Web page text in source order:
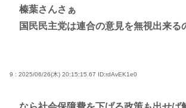
榛葉さんさぁ
国民民主党は連合の意見を無視出来る
9 : 2025/06/26(木) 20:15:15.67 ID:rdAvEK1e0